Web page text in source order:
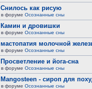
Снилось как рисую
в форуме Осознанные сны
Камин и дровишки
в форуме Осознанные сны
мастопатия молочной
в форуме Осознанные сны
Просветление и йога-сна
в форуме Осознанные сны
Mangosteen - сироп для
в форуме Осознанные сны